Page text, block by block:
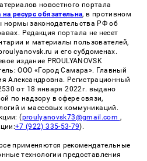
новостного портала
ресурс обязательна, в противном
нормы законодательства РФ об
Редакция портала не несет
и материалы пользователей,
и его субдоменах.
издание PROULYANOVSK
ООО «Город Самара». Главный
Александровна. Регистрационный
от 18 января 2022г. выдано
по надзору в сфере связи,
и массовых коммуникаций.
(proulyanovsk73@gmail.com ,
+7 (922) 335-53-79).
применяются рекомендательные
технологии предоставления